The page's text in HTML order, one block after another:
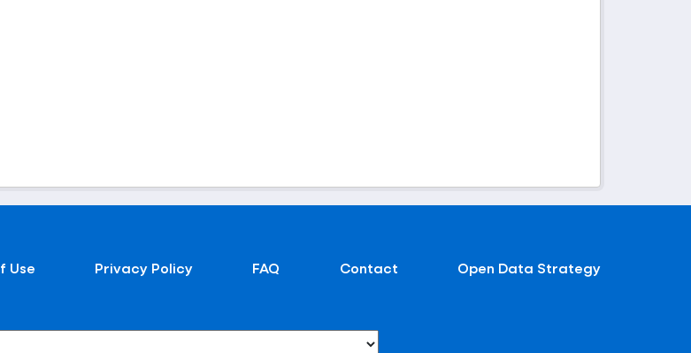
Use Privacy Policy FAQ Contact Open Data Strategy